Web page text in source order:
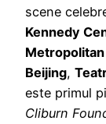
scene
Kennedy
Beijing,
este primul
Cliburn